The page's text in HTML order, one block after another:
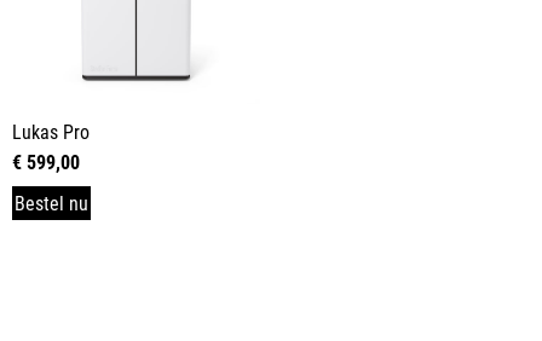
Lukas Pro
€599,00
Bestel nu